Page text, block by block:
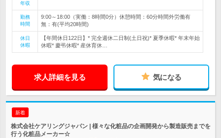
年収
勤務
時間
9:00～18:00（実働：8時間0分）休憩時間：60分時間外労働有
無：有(平均20時間)
休日
休暇
【年間休日122日】* 完全週休二日制(土日祝)* 夏季休暇* 年末年始
休暇* 慶弔休暇* 産休育休…
求人詳細を見る 気になる
新着
株式会社ケアリングジャパン | 様々な化粧品の企画開発から製造販売までを
行う化粧品メーカー☆